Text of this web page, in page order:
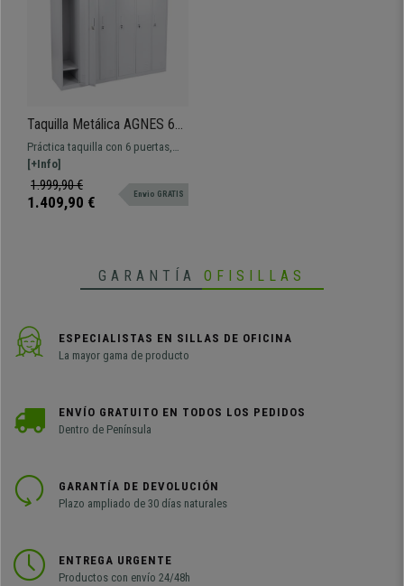
Taquilla Metálica AGNES 6
Puertas, 180x180x50 cm,
Con Cerradura, Color Gris
Práctica taquilla con 6 puertas,
cerradura y baldas interiores. En
acero de alta resistencia
[+Info]
1.999,90 €
1.409,90 € Envio GRATIS
GARANTÍA OFISILLAS
ESPECIALISTAS EN SILLAS DE OFICINA
La mayor gama de producto
ENVÍO GRATUITO EN TODOS LOS PEDIDOS
Dentro de Península
GARANTÍA DE DEVOLUCIÓN
Plazo ampliado de 30 días naturales
ENTREGA URGENTE
Productos con envío 24/48h